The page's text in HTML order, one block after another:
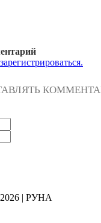
2026 | РУНА